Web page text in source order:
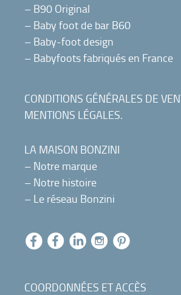
– B90 Original
– Baby foot de bar B60
– Baby-foot design
– Babyfoots fabriqués en France
CONDITIONS GÉNÉRALES DE
MENTIONS LÉGALES.
LA MAISON BONZINI
– Notre marque
– Notre histoire
– Le réseau Bonzini
COORDONNÉES ET ACCÈS